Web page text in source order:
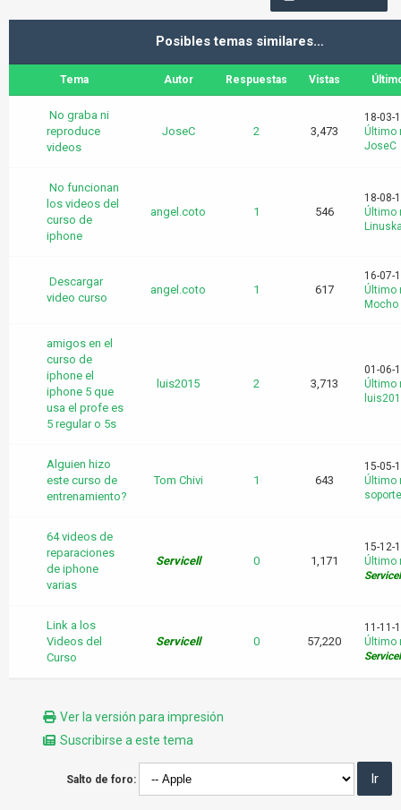
Posibles temas similares…
Tema Autor Respuestas Vistas
No graba ni
reproduce
videos
JoseC 2 3,473
18-03-
Último
JoseC
No funcionan
los videos del
curso de
iphone
angel.coto 1 546
18-08-
Último
Descargar
video curso
angel.coto 1 617
16-07-
Último
Mocho
amigos en el
curso de
iphone el
iphone 5 que
usa el profe es
5 regular o 5s
luis2015 2 3,713
01-06-
Último
Alguien hizo
este curso de
entrenamiento?
Tom Chivi 1 643
15-05-
Último
64 videos de
reparaciones
de iphone
varias
Servicell 0 1,171
15-12-
Último
Link a los
Videos del
Curso
Servicell 0 57,220
11-11-
Último
Ver la versión para impresión
Suscribirse a este tema
Salto de foro: